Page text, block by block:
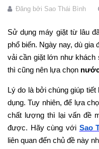
Đăng bởi Sao Thái Bình
Sử dụng máy giặt từ lâu
phổ biến. Ngày nay, dù
vải cần giặt lớn như khách
thì cũng nên lựa chọn
Lý do là bởi chúng giúp
dụng. Tuy nhiên, để lựa
chất lượng thì lại vấn đề
được. Hãy cùng với Sao
liên quan đến chủ đề này